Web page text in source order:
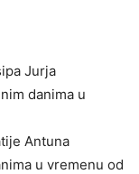
Jurja
danima u
Antuna
u vremenu od